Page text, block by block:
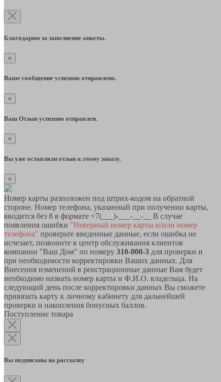
Благодарим за заполнение анкеты.
×
Ваше сообщение успешно отправлено.
×
Ваш Отзыв успешно отправлен.
×
Вы уже оставляли отзыв к этому заказу.
×
Номер карты разположен под штрих-кодом на обратной
стороне. Номер телефона, указанный при получении карты,
вводится без 8 в формате +7(___)-___-__-__ В случае
появления ошибки "Неверный номер карты и/или номер
телефона" проверьте введенные данные, если ошибка не
исчезает, позвоните в центр обслуживания клиентов
компании "Ваш Дом" по номеру 310-000-3 для проверки и
при необходимости корректировки Ваших данных. Для
Внесения изменений в реистрационные данные Вам будет
необходимо назвать номер карты и Ф.И.О. владельца. На
следующий день после корректировки данных Вы сможете
привязать карту к личному кабинету для дальнейшей
проверки и накопления бонусных баллов.
Поступление товара
Вы подписаны на рассылку